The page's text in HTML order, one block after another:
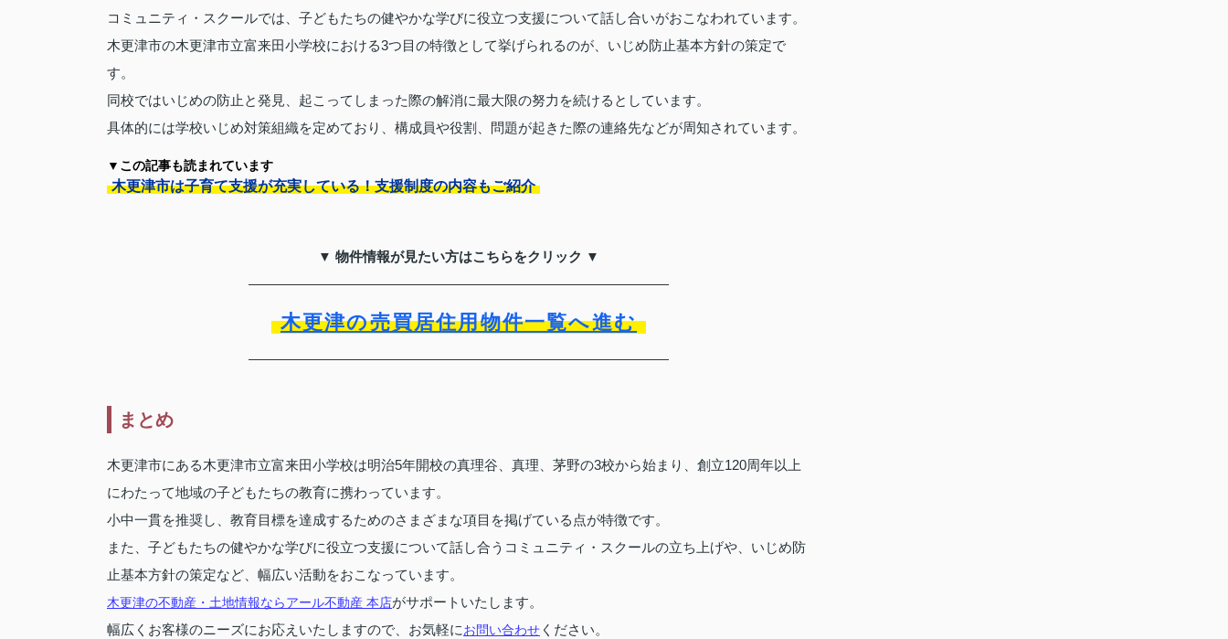
コミュニティ・スクールでは、子どもたちの健やかな学びに役立つ支援について話し合いがおこなわれています。
木更津市の木更津市立富来田小学校における3つ目の特徴として挙げられるのが、いじめ防止基本方針の策定で
す。
同校ではいじめの防止と発見、起こってしまった際の解消に最大限の努力を続けるとしています。
具体的には学校いじめ対策組織を定めており、構成員や役割、問題が起きた際の連絡先などが周知されています。
▼この記事も読まれています
木更津市は子育て支援が充実している！支援制度の内容もご紹介
▼ 物件情報が見たい方はこちらをクリック ▼
木更津の売買居住用物件一覧へ進む
まとめ
木更津市にある木更津市立富来田小学校は明治5年開校の真理谷、真理、茅野の3校から始まり、創立120周年以上
にわたって地域の子どもたちの教育に携わっています。
小中一貫を推奨し、教育目標を達成するためのさまざまな項目を掲げている点が特徴です。
また、子どもたちの健やかな学びに役立つ支援について話し合うコミュニティ・スクールの立ち上げや、いじめ防
止基本方針の策定など、幅広い活動をおこなっています。
木更津の不動産・土地情報ならアール不動産 本店がサポートいたします。
幅広くお客様のニーズにお応えいたしますので、お気軽にお問い合わせ ください。